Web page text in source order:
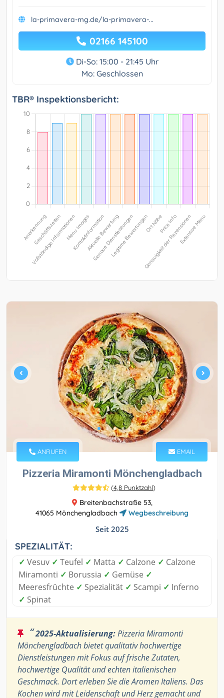
la-primavera-mg.de/la-primavera-...
02166 145100
Di-So: 15:00 - 21:45 Uhr
Mo: Geschlossen
TBR® Inspektionsbericht:
ANRUFEN EMAIL
Pizzeria Miramonti Mönchengladbach
(4,8 Punktzahl)
Breitenbachstraße 53,
41065 Mönchengladbach
Wegbeschreibung
Seit 2025
SPEZIALITÄT:
✓ Vesuv ✓ Teufel ✓ Matta ✓ Calzone ✓ Calzone
Miramonti ✓ Borussia ✓ Gemüse ✓
Meeresfrüchte ✓ Spezialität ✓ Scampi ✓ Inferno
✓ Spinat
“2025-Aktualisierung:Pizzeria Miramonti
Mönchengladbach bietet qualitativ hochwertige
Dienstleistungen mit Fokus auf frische Zutaten,
hochwertige Qualität und echten italienischen
Geschmack. Dort erleben Sie die Aromen Italiens. Das
Kochen wird mit Leidenschaft und Herz gemacht und